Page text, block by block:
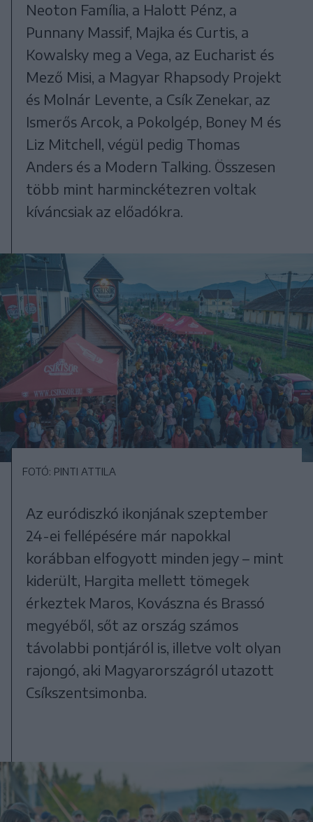
Neoton Família, a Halott Pénz, a
Punnany Massif, Majka és Curtis, a
Kowalsky meg a Vega, az Eucharist és
Mező Misi, a Magyar Rhapsody Projekt
és Molnár Levente, a Csík Zenekar, az
Ismerős Arcok, a Pokolgép, Boney M és
Liz Mitchell, végül pedig Thomas
Anders és a Modern Talking. Összesen
több mint harminckétezren voltak
kíváncsiak az előadókra.
FOTÓ: PINTI ATTILA
Az euródiszkó ikonjának szeptember
24-ei fellépésére már napokkal
korábban elfogyott minden jegy – mint
kiderült, Hargita mellett tömegek
érkeztek Maros, Kovászna és Brassó
megyéből, sőt az ország számos
távolabbi pontjáról is, illetve volt olyan
rajongó, aki Magyarországról utazott
Csíkszentsimonba.